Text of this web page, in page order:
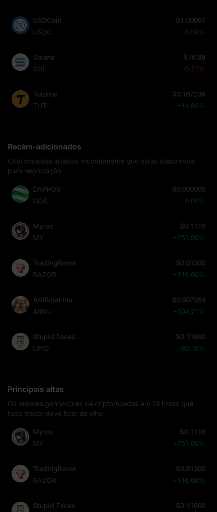
USDCoin
USDC
$1.00067
0.00%
Solana
SOL
$76.88
-0.71%
Tutorial
TUT
$0.167236
+14.80%
Recém-adicionados
Criptomoedas listadas recentemente que estão disponíveis
para negociação
DAPPOS
DOS
$0.000000
0.00%
Myros
MY
$0.1116
+751.90%
TradingRazor
RAZOR
$0.01300
+116.66%
Artificial Inu
AIINU
$0.007264
+104.21%
Stupid Faces
UPID
$0.11600
+90.16%
Principais altas
Os maiores ganhadores de criptomoedas em 24 horas que
todo trader deve ficar de olho
Myros
MY
$0.1116
+751.90%
TradingRazor
RAZOR
$0.01300
+116.66%
Stupid Faces
$0.11600